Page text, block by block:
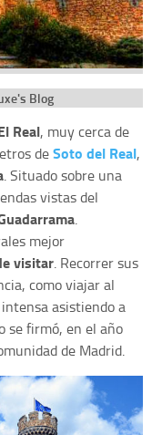
Blog
Real, muy cerca de
deSoto del Real,
. Situado sobre una
vistas del
.
mejor
visitar. Recorrer sus
como viajar al
asistiendo a
se firmó, en el año
de Madrid.